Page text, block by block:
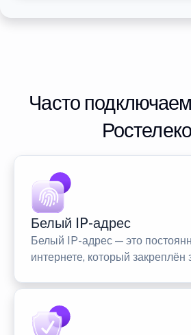
Часто
Белый IP-адрес
Белый IP-адрес — это
интернете, который закреплён